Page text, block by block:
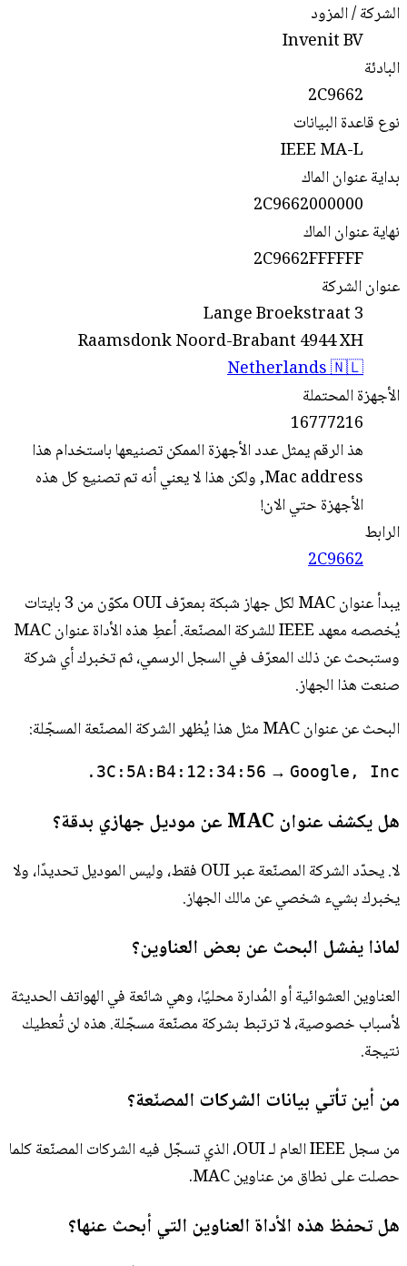
الشركة / المزود
Invenit BV
البادئة
2C9662
نوع قاعدة البيانات
IEEE MA-L
بداية عنوان الماك
2C9662000000
نهاية عنوان الماك
2C9662FFFFFF
عنوان الشركة
Lange Broekstraat 3
Raamsdonk Noord-Brabant 4944 XH
Netherlands 🇳🇱
الأجهزة المحتملة
16777216
هذ الرقم يمثل عدد الأجهزة الممكن تصنيعها باستخدام هذا
Mac address, ولكن هذا لا يعني أنه تم تصنيع كل هذه
الأجهزة حتي الان!
الرابط
2C9662
يبدأ عنوان MAC لكل جهاز شبكة بمعرّف OUI مكوّن من 3 بايتات
يُخصصه معهد IEEE للشركة المصنّعة. أعطِ هذه الأداة عنوان MAC
وستبحث عن ذلك المعرّف في السجل الرسمي، ثم تخبرك أي شركة
صنعت هذا الجهاز.
البحث عن عنوان MAC مثل هذا يُظهر الشركة المصنّعة المسجّلة:
3C:5A:B4:12:34:56 → Google, Inc.
هل يكشف عنوان MAC عن موديل جهازي بدقة؟
لا. يحدّد الشركة المصنّعة عبر OUI فقط، وليس الموديل تحديدًا، ولا
يخبرك بشيء شخصي عن مالك الجهاز.
لماذا يفشل البحث عن بعض العناوين؟
العناوين العشوائية أو المُدارة محليًا، وهي شائعة في الهواتف الحديثة
لأسباب خصوصية، لا ترتبط بشركة مصنّعة مسجّلة. هذه لن تُعطيك
نتيجة.
من أين تأتي بيانات الشركات المصنّعة؟
من سجل IEEE العام لـ OUI، الذي تسجّل فيه الشركات المصنّعة كلما
حصلت على نطاق من عناوين MAC.
هل تحفظ هذه الأداة العناوين التي أبحث عنها؟